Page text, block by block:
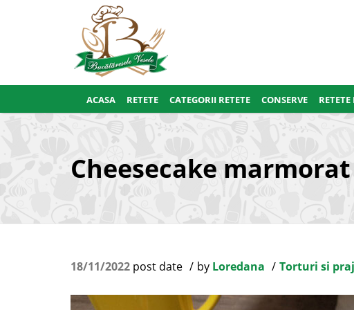
ACASA RETETE CATEGORII RETETE CONSERVE
Cheesecake
18/11/2022 post date by Loredana Torturi si